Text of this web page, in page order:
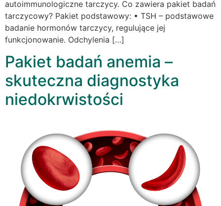
autoimmunologiczne tarczycy. Co zawiera pakiet badań
tarczycowy? Pakiet podstawowy: • TSH – podstawowe
badanie hormonów tarczycy, regulujące jej
funkcjonowanie. Odchylenia […]
Pakiet badań anemia –
skuteczna diagnostyka
niedokrwistości